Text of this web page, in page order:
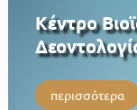
Κέντρο
περισσότερα